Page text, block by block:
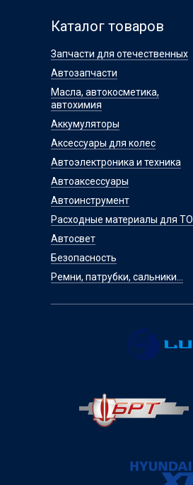
Каталог товаров
Запчасти для отечественных
Автозапчасти
Масла, автокосметика,
автохимия
Аккумуляторы
Аксессуары для колес
Автоэлектроника и техника
Автоаксессуары
Автоинструмент
Расходные материалы для ТО
Автосвет
Безопасность
Ремни, патрубки, сальники...